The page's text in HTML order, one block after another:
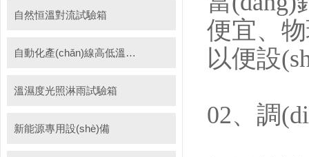
自然恒溫對流試驗箱
自動化產(chǎn)線高低溫試驗箱
溫濕度光照淋雨試驗箱
新能源專用設(shè)備
便宜
以便設
02、